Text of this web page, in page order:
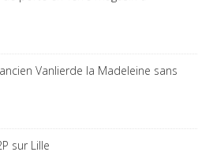
Vanlierde la Madeleine sans
sur Lille